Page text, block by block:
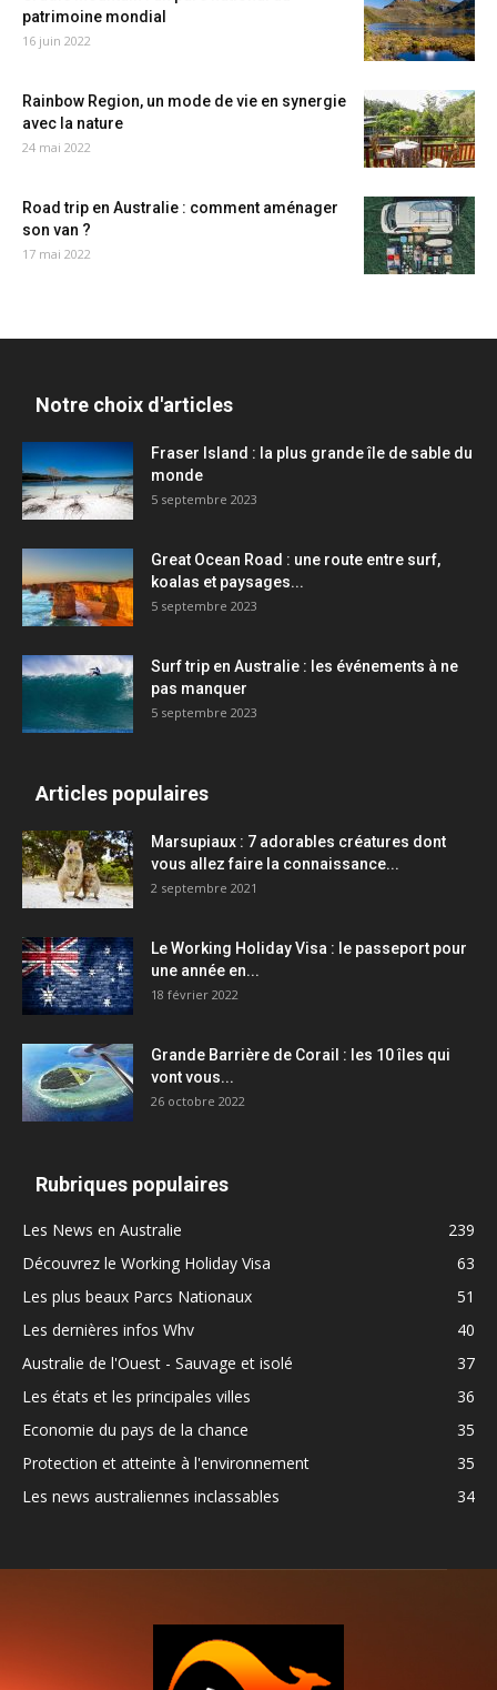
patrimoine mondial
16 juin 2022
Rainbow Region, un mode de vie en synergie
avec la nature
24 mai 2022
Road trip en Australie : comment aménager
son van ?
17 mai 2022
Notre choix d'articles
Fraser Island : la plus grande île de sable du
monde
5 septembre 2023
Great Ocean Road : une route entre surf,
koalas et paysages...
5 septembre 2023
Surf trip en Australie : les événements à ne
pas manquer
5 septembre 2023
Articles populaires
Marsupiaux : 7 adorables créatures dont
vous allez faire la connaissance...
2 septembre 2021
Le Working Holiday Visa : le passeport pour
une année en...
18 février 2022
Grande Barrière de Corail : les 10 îles qui
vont vous...
26 octobre 2022
Rubriques populaires
Les News en Australie
239
Découvrez le Working Holiday Visa
63
Les plus beaux Parcs Nationaux
51
Les dernières infos Whv
40
Australie de l'Ouest - Sauvage et isolé
37
Les états et les principales villes
36
Economie du pays de la chance
35
Protection et atteinte à l'environnement
35
Les news australiennes inclassables
34